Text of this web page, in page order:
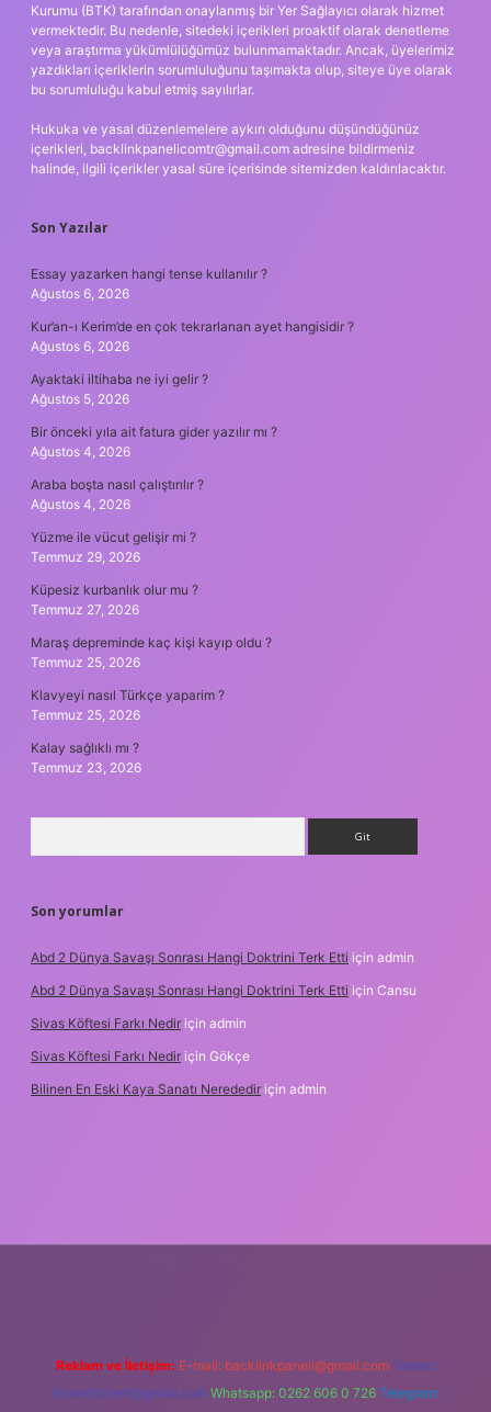
Kurumu (BTK) tarafından onaylanmış bir Yer Sağlayıcı olarak hizmet
vermektedir. Bu nedenle, sitedeki içerikleri proaktif olarak denetleme
veya araştırma yükümlülüğümüz bulunmamaktadır. Ancak, üyelerimiz
yazdıkları içeriklerin sorumluluğunu taşımakta olup, siteye üye olarak
bu sorumluluğu kabul etmiş sayılırlar.
Hukuka ve yasal düzenlemelere aykırı olduğunu düşündüğünüz
içerikleri, backlinkpanelicomtr@gmail.com adresine bildirmeniz
halinde, ilgili içerikler yasal süre içerisinde sitemizden kaldırılacaktır.
Son Yazılar
Essay yazarken hangi tense kullanılır ?
Ağustos 6, 2026
Kur’an-ı Kerim’de en çok tekrarlanan ayet hangisidir ?
Ağustos 6, 2026
Ayaktaki iltihaba ne iyi gelir ?
Ağustos 5, 2026
Bir önceki yıla ait fatura gider yazılır mı ?
Ağustos 4, 2026
Araba boşta nasıl çalıştırılır ?
Ağustos 4, 2026
Yüzme ile vücut gelişir mi ?
Temmuz 29, 2026
Küpesiz kurbanlık olur mu ?
Temmuz 27, 2026
Maraş depreminde kaç kişi kayıp oldu ?
Temmuz 25, 2026
Klavyeyi nasıl Türkçe yaparim ?
Temmuz 25, 2026
Kalay sağlıklı mı ?
Temmuz 23, 2026
Son yorumlar
Abd 2 Dünya Savaşı Sonrası Hangi Doktrini Terk Etti için admin
Abd 2 Dünya Savaşı Sonrası Hangi Doktrini Terk Etti için Cansu
Sivas Köftesi Farkı Nedir için admin
Sivas Köftesi Farkı Nedir için Gökçe
Bilinen En Eski Kaya Sanatı Nerededir için admin
Reklam ve İletişim: E-mail: backlinkpaneli@gmail.com Teams:
forumhizmeti@gmail.com Whatsapp: 0262 606 0 726 Telegram: